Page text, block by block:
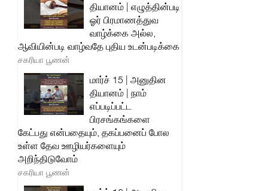
தியானம் | எழுத்தின்படி
ஓர் பிரமாணத்துவ
வாழ்க்கை அல்ல,
ஆவியின்படி வாழ்வதே புதிய உடன்படிக்கை
சகரியா பூணன்
மார்ச் 15 | அனுதின
தியானம் | நாம்
எப்படிப்பட்ட
பிரசங்கங்களை
கேட்பது என்பதையும், தகப்பனைப் போல
உள்ள தேவ ஊழியர்களையும்
அறிந்திடுவோம்
சகரியா பூணன்